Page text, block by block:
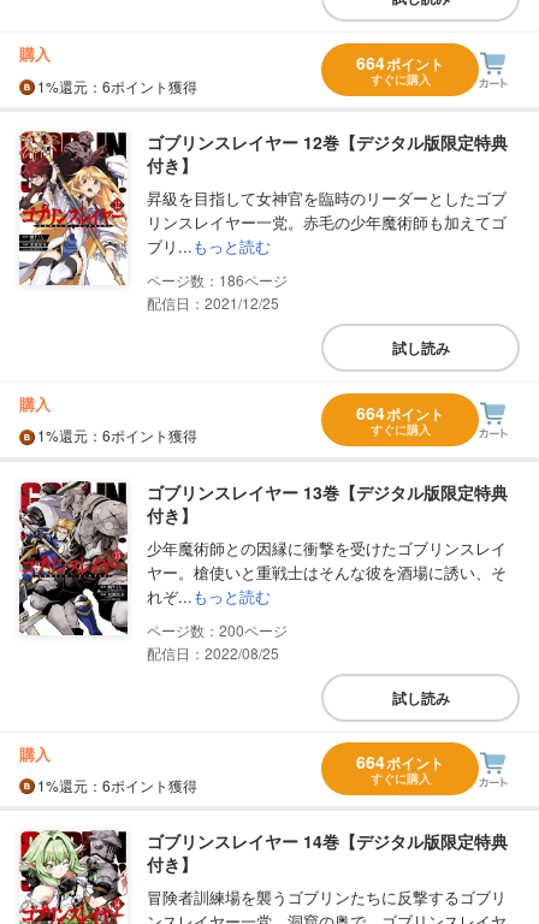
購入
1%還元 ：6ポイント獲得
664ポイント
すぐに購入
ゴブリンスレイヤー 12巻【デジタル版限定特典
付き】
昇級を目指して女神官を臨時のリーダーとしたゴブ
リンスレイヤー一党。赤毛の少年魔術師も加えてゴ
ブリ...もっと読む
186
配信日：2021/12/25
試し読み
購入
1%還元 ：6ポイント獲得
664ポイント
すぐに購入
ゴブリンスレイヤー 13巻【デジタル版限定特典
付き】
少年魔術師との因縁に衝撃を受けたゴブリンスレイ
ヤー。槍使いと重戦士はそんな彼を酒場に誘い、そ
れぞ...もっと読む
200
配信日：2022/08/25
試し読み
購入
1%還元 ：6ポイント獲得
664ポイント
すぐに購入
ゴブリンスレイヤー 14巻【デジタル版限定特典
付き】
冒険者訓練場を襲うゴブリンたちに反撃するゴブリ